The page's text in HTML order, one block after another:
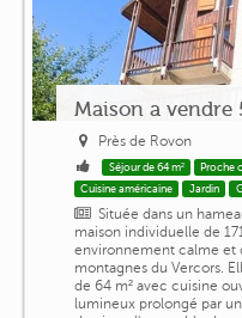
Maison a vendre
Près de Rovon
Séjour de 64 m² Proche
Cuisine américaine
Jardin
Située dans un
maison individuelle de
environnement calme et
montagnes du Vercors.
de 64 m² avec cuisine
lumineux prolongé par